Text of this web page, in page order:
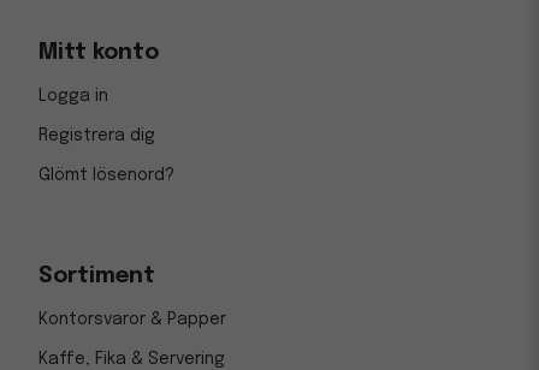
Mitt konto
Logga in
Registrera dig
Glömt lösenord?
Sortiment
Kontorsvaror & Papper
Kaffe, Fika & Servering